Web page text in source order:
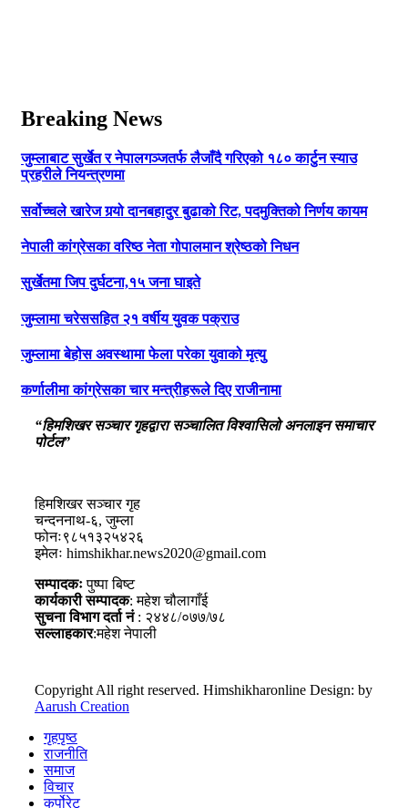
Breaking News
जुम्लाबाट सुर्खेत र नेपालगञ्जतर्फ लैजाँदै गरिएको १८० कार्टुन स्याउ
प्रहरीले नियन्त्रणमा
सर्वोच्चले खारेज गर्‍यो दानबहादुर बुढाको रिट, पदमुक्तिको निर्णय कायम
नेपाली कांग्रेसका वरिष्ठ नेता गोपालमान श्रेष्ठको निधन
सुर्खेतमा जिप दुर्घटना,१५ जना घाइते
जुम्लामा चरेससहित २१ वर्षीय युवक पक्राउ
जुम्लामा बेहोस अवस्थामा फेला परेका युवाको मृत्यु
कर्णालीमा कांग्रेसका चार मन्त्रीहरूले दिए राजीनामा
“हिमशिखर सञ्चार गृहद्वारा सञ्चालित विश्वासिलो अनलाइन समाचार
पोर्टल”
हिमशिखर सञ्चार गृह
चन्दननाथ-६, जुम्ला
फोनः९८५१३२५४२६
इमेलः himshikhar.news2020@gmail.com
सम्पादकःपुष्पा बिष्ट
कार्यकारी सम्पादक: महेश चौलागाँई
सुचना विभाग दर्ता नं: २४४८/०७७/७८
सल्लाहकार:महेश नेपाली
Copyright All right reserved. Himshikharonline Design: by
Aarush Creation
गृहपृष्ठ
राजनीति
समाज
विचार
कर्पोरेट